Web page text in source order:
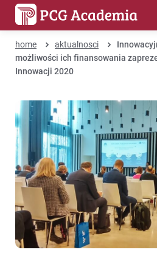
home aktualnosci
możliwości ich finansowania
Innowacji 2020